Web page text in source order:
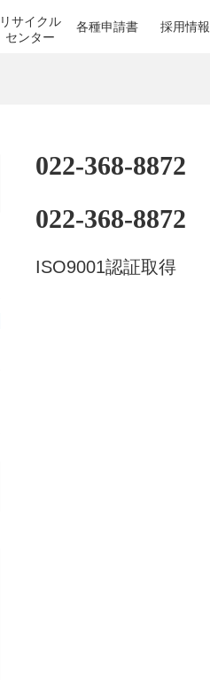
リサイクル
センター
各種申請書 採用情報
022-368-8872
022-368-8872
ISO9001認証取得